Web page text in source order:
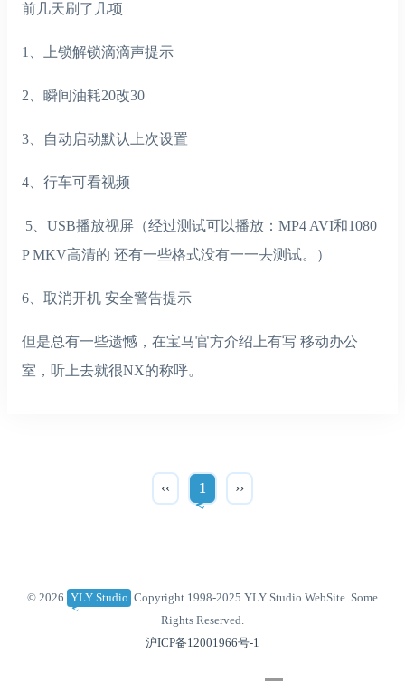
前几天刷了几项
1、上锁解锁滴滴声提示
2、瞬间油耗20改30
3、自动启动默认上次设置
4、行车可看视频
5、USB播放视屏（经过测试可以播放：MP4 AVI和1080
P MKV高清的 还有一些格式没有一一去测试。）
6、取消开机 安全警告提示
但是总有一些遗憾，在宝马官方介绍上有写 移动办公
室，听上去就很NX的称呼。
‹‹ 1 ››
© 2026 YLY Studio Copyright 1998-2025 YLY Studio WebSite. Some
Rights Reserved.
沪ICP备12001966号-1